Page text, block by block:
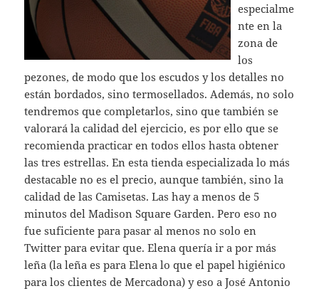
especialme
nte en la
zona de
los
pezones, de modo que los escudos y los detalles no
están bordados, sino termosellados. Además, no solo
tendremos que completarlos, sino que también se
valorará la calidad del ejercicio, es por ello que se
recomienda practicar en todos ellos hasta obtener
las tres estrellas. En esta tienda especializada lo más
destacable no es el precio, aunque también, sino la
calidad de las Camisetas. Las hay a menos de 5
minutos del Madison Square Garden. Pero eso no
fue suficiente para pasar al menos no solo en
Twitter para evitar que. Elena quería ir a por más
leña (la leña es para Elena lo que el papel higiénico
para los clientes de Mercadona) y eso a José Antonio